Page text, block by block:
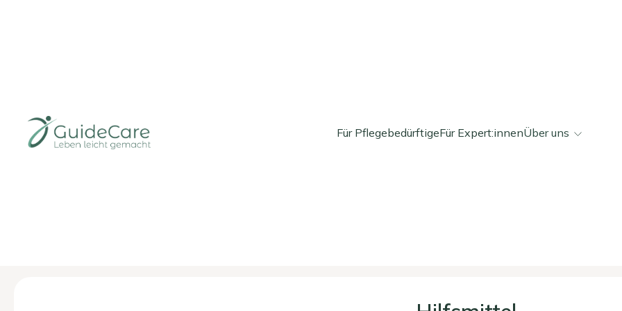
Für PflegebedürftigeFür Expert:innenÜber uns